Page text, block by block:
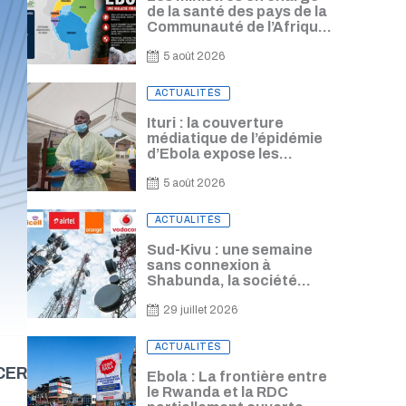
de la santé des pays de la
Communauté de l’Afrique
d’harmoniser leur
d’Ebola
5 août 2026
ACTUALITÉS
Ituri : la couverture
médiatique de l’épidémie
d’Ebola expose les
contamination, alerte
Posted
5 août 2026
ACTUALITÉS
Sud-Kivu : une semaine
sans connexion à
Shabunda, la société
lourdes conséquences
Posted
29 juillet 2026
ACTUALITÉS
Ebola : La frontière entre
le Rwanda et la RDC
Posted